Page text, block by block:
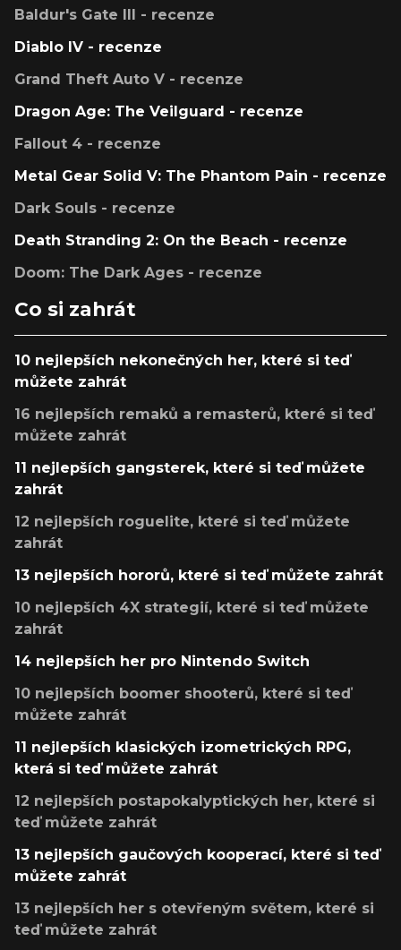
Baldur's Gate III - recenze
Diablo IV - recenze
Grand Theft Auto V - recenze
Dragon Age: The Veilguard - recenze
Fallout 4 - recenze
Metal Gear Solid V: The Phantom Pain - recenze
Dark Souls - recenze
Death Stranding 2: On the Beach - recenze
Doom: The Dark Ages - recenze
Co si zahrát
10 nejlepších nekonečných her, které si teď
můžete zahrát
16 nejlepších remaků a remasterů, které si teď
můžete zahrát
11 nejlepších gangsterek, které si teď můžete
zahrát
12 nejlepších roguelite, které si teď můžete
zahrát
13 nejlepších hororů, které si teď můžete zahrát
10 nejlepších 4X strategií, které si teď můžete
zahrát
14 nejlepších her pro Nintendo Switch
10 nejlepších boomer shooterů, které si teď
můžete zahrát
11 nejlepších klasických izometrických RPG,
která si teď můžete zahrát
12 nejlepších postapokalyptických her, které si
teď můžete zahrát
13 nejlepších gaučových kooperací, které si teď
můžete zahrát
13 nejlepších her s otevřeným světem, které si
teď můžete zahrát